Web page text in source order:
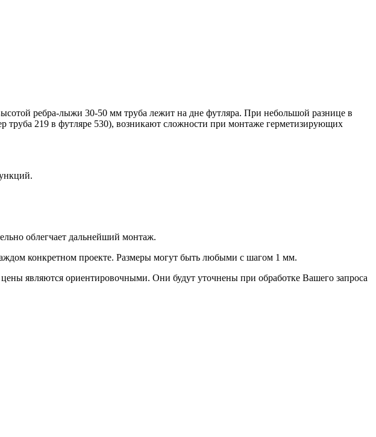
ребра-лыжи 30-50 мм труба лежит на дне футляра. При небольшой разнице в
труба 219 в футляре 530), возникают сложности при монтаже герметизирующих
облегчает дальнейший монтаж.
конкретном проекте. Размеры могут быть любыми с шагом 1 мм.
являются ориентировочными. Они будут уточнены при обработке Вашего запроса